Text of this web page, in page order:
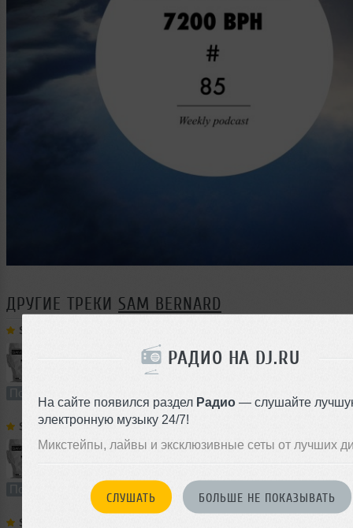
РАДИО НА DJ.RU
На сайте появился раздел Радио — слушайте
электронную музыку 24/7!
Микстейпы, лайвы и эксклюзивные сеты от лучших
СЛУШАТЬ БОЛЬШЕ НЕ ПОКАЗЫВАТЬ
ДРУГИЕ ТРЕКИ SAM BERNARD
Sam Bernard
Подкаст
Sam Bernard ➝7200 BPH # 154
Подкаст В плейлист (в 2 плейлистах)
Sam Bernard